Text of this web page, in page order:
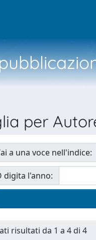
per
a una voce nell'indice:
digita l'anno:
risultati da 1 a 4 di 4